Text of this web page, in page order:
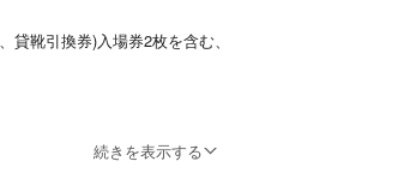
靴引換券)入場券2枚を含む、
続きを表示する